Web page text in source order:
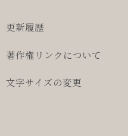
更新履歴
著作権 リンクについて
文字サイズの変更